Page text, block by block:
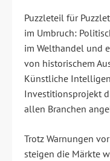
Puzzleteil für
im Umbruch:
im Welthandel und
von historischem
Künstliche
Investitionsprojekt
allen Branchen
Trotz Warnungen
steigen die Märkte